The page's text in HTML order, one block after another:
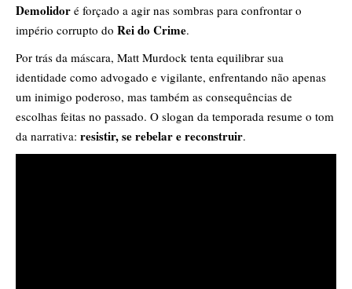
Demolidor é forçado a agir nas sombras para confrontar o
império corrupto do Rei do Crime.
Por trás da máscara, Matt Murdock tenta equilibrar sua
identidade como advogado e vigilante, enfrentando não apenas
um inimigo poderoso, mas também as consequências de
escolhas feitas no passado. O slogan da temporada resume o tom
da narrativa: resistir, se rebelar e reconstruir.